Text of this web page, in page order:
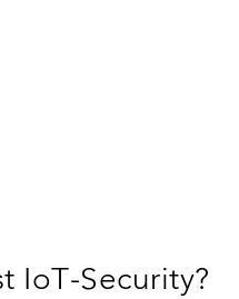
IoT-Security?